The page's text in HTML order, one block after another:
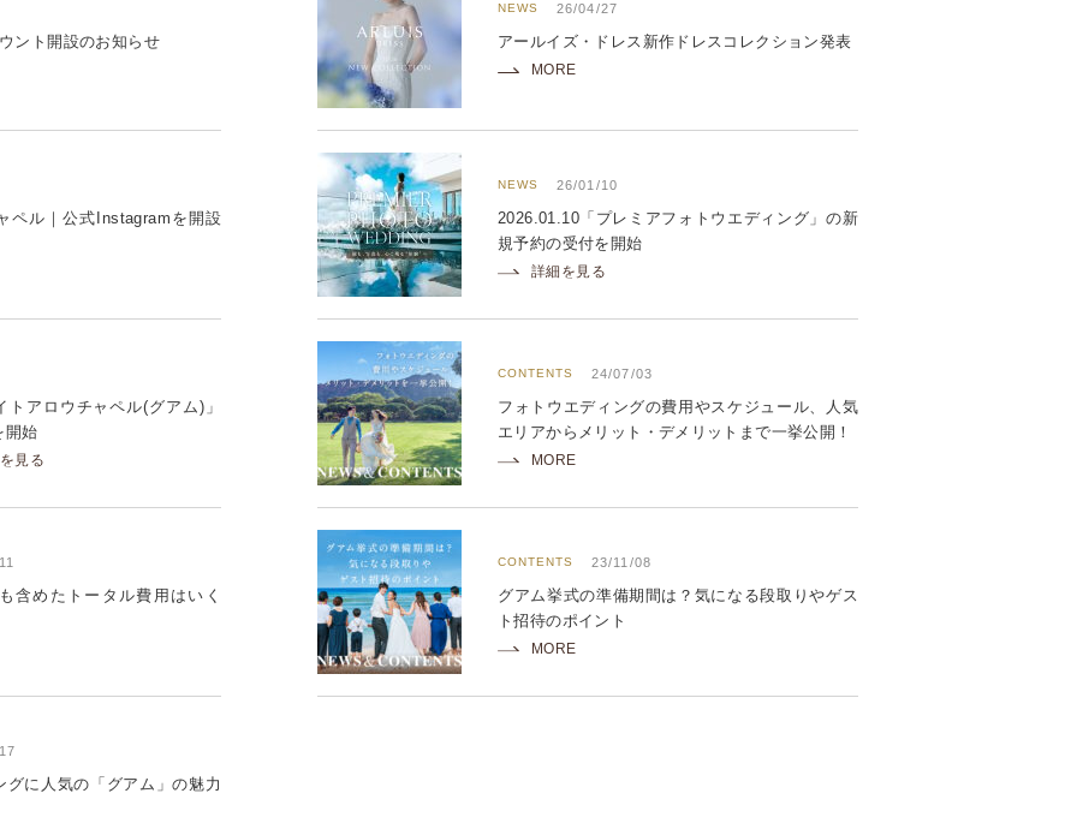
ント開設のお知らせ
NEWS 26/04/27
アールイズ・ドレス新作ドレスコレクション発表
MORE
ペル｜公式Instagramを開設
NEWS 26/01/10
2026.01.10「プレミアフォトウエディング」の新
規予約の受付を開始
詳細を見る
トアロウチャペル(グアム)」
開始
見る
CONTENTS 24/07/03
フォトウエディングの費用やスケジュール、人気
エリアからメリット・デメリットまで一挙公開！
MORE
含めたトータル費用はいく
CONTENTS 23/11/08
グアム挙式の準備期間は？気になる段取りやゲス
ト招待のポイント
MORE
グに人気の「グアム」の魅力